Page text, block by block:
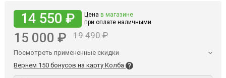
14 550 ₽ Цена в магазине
при оплате наличными
15 000 ₽ 19 490 ₽
Посмотреть примененные скидки
Вернем 150 бонусов на карту Колба